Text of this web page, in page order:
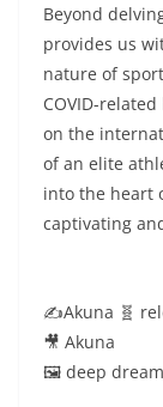
Beyond
provides us
nature of
COVID-
on the
of an elite
into the heart
captivating
✍️Akuna 🧬
🎥 Akuna
🖼 deep dream